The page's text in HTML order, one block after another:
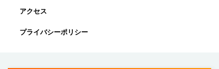
アクセス
プライバシーポリシー